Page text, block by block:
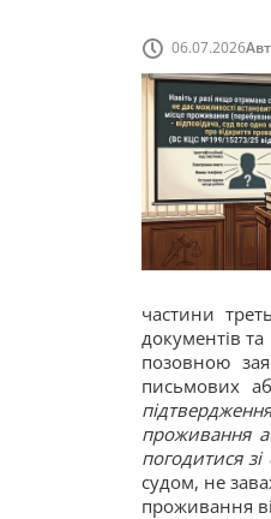
06.07.2026
частини
документів
позовною
письмових
проживання
погодитися
судом, не
проживання